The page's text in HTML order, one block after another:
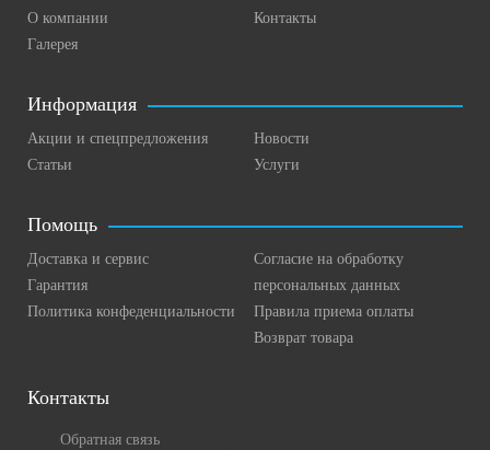
О компании
Галерея
Контакты
Информация
Акции и спецпредложения
Статьи
Новости
Услуги
Помощь
Доставка и сервис
Гарантия
Политика конфеденциальности
Согласие на обработку
персональных данных
Правила приема оплаты
Возврат товара
Контакты
Обратная связь